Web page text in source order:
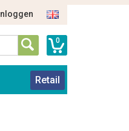
Inloggen
0
Retail